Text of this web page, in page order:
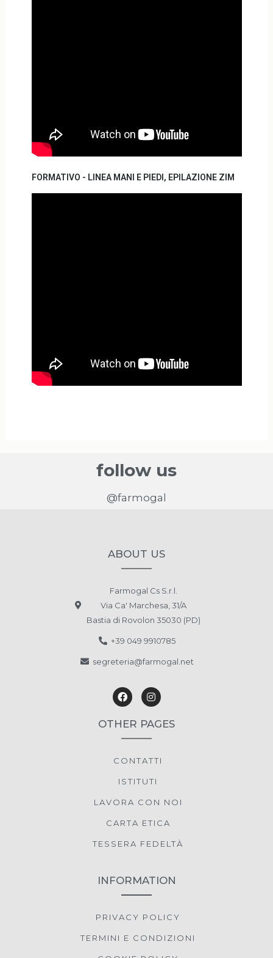
FORMATIVO - LINEA MANI E PIEDI, EPILAZIONE ZIM
follow us
@farmogal
ABOUT US
Farmogal Cs S.r.l.
Via Ca' Marchesa, 31/A
Bastia di Rovolon 35030 (PD)
+39 049 9910785
segreteria@farmogal.net
OTHER PAGES
CONTATTI
ISTITUTI
LAVORA CON NOI
CARTA ETICA
TESSERA FEDELTÀ
INFORMATION
PRIVACY POLICY
TERMINI E CONDIZIONI